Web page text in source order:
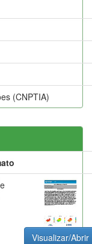
(CNPTIA)
Visualizar/Abrir